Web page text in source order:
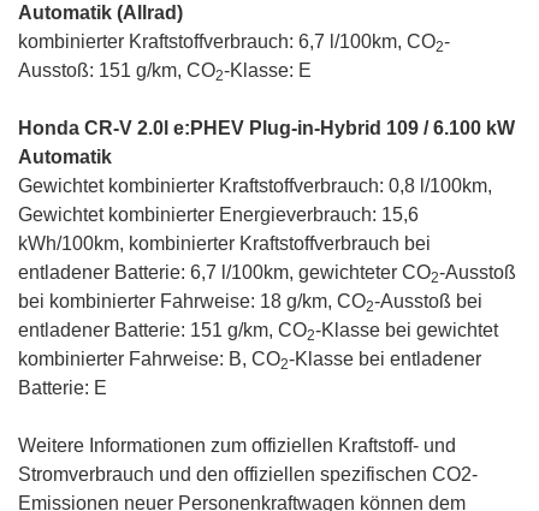
Automatik (Allrad)
kombinierter Kraftstoffverbrauch: 6,7 l/100km, CO2-
Ausstoß: 151 g/km, CO2-Klasse: E
Honda CR-V 2.0l e:PHEV Plug-in-Hybrid 109 / 6.100 kW
Automatik
Gewichtet kombinierter Kraftstoffverbrauch: 0,8 l/100km,
Gewichtet kombinierter Energieverbrauch: 15,6
kWh/100km, kombinierter Kraftstoffverbrauch bei
entladener Batterie: 6,7 l/100km, gewichteter CO2-Ausstoß
bei kombinierter Fahrweise: 18 g/km, CO2-Ausstoß bei
entladener Batterie: 151 g/km, CO2-Klasse bei gewichtet
kombinierter Fahrweise: B, CO2-Klasse bei entladener
Batterie: E
Weitere Informationen zum offiziellen Kraftstoff- und
Stromverbrauch und den offiziellen spezifischen CO2-
Emissionen neuer Personenkraftwagen können dem